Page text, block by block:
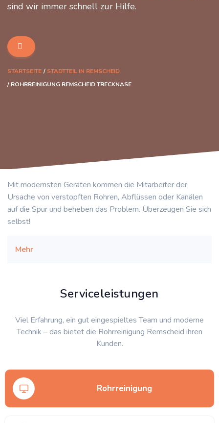
sind wir immer schnell zur Hilfe.
STARTSEITE
STADTTEIL IN REMSCHEID
ROHRREINIGUNG REMSCHEID TRECKNASE
Mit modernsten Geräten kommen die Mitarbeiter der
Ursache von verstopften Rohren, Abflüssen oder Kanälen
auf die Spur und beheben das Problem. Überzeugen Sie sich
selbst!
Mehr
Serviceleistungen
Viel Erfahrung, ein gut eingespieltes Team und moderne
Technik – das bietet die Rohrreinigung Remscheid ihren
Kunden.
Rohrreinigung